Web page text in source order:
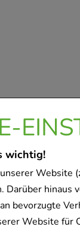
wichtig!
Website
Darüber
bevorzugte
Website für